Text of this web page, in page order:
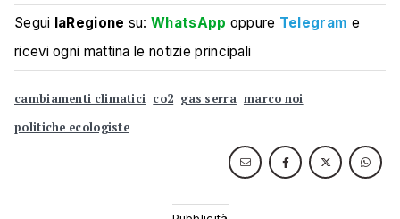
Segui laRegione su:WhatsApp oppure Telegram e
ricevi ogni mattina le notizie principali
cambiamenti climatici co2 gas serra marco noi
politiche ecologiste